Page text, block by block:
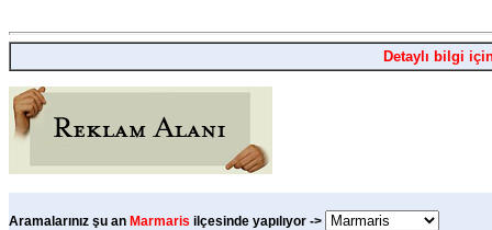
Detaylı bilgi
Aramalarınız şu an Marmaris ilçesinde yapılıyor ->